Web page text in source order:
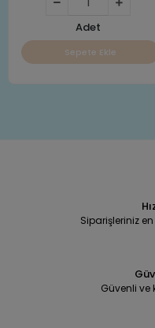
Adet
Sepete Ekle
Siparişleriniz
Güvenli